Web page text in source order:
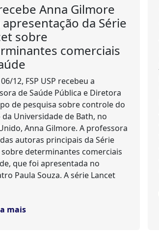
Anna Gilmore
apresentação da Série
sobre
comerciais
12, FSP USP recebeu a
de Saúde Pública e Diretora
de pesquisa sobre controle do
Universidade de Bath, no
Anna Gilmore. A professora
autoras principais da Série
sobre determinantes comerciais
que foi apresentada no
Paula Souza. A série Lancet
mais